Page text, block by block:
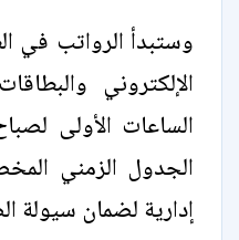
وستبدأ الرواتب في
الإلكتروني
الساعات الأولى
الجدول الزمني
إدارية لضمان سيولة